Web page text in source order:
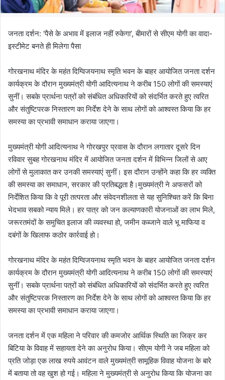
जनता दर्शन: ‘पैसे के अभाव में इलाज नहीं रुकेगा’, बीमारों से सीएम योगी का वादा-
इस्टीमेट बनते ही मिलेगा पैसा
गोरखनाथ मंदिर के महंत दिग्विजयनाथ स्मृति भवन के बाहर आयोजित जनता दर्शन
कार्यक्रम के दौरान मुख्यमंत्री योगी आदित्यनाथ ने करीब 150 लोगों की समस्याएं
सुनीं। सबके प्रार्थना पत्रों को संबंधित अधिकारियों को संदर्भित करते हुए त्वरित
और संतुष्टिपरक निस्तारण का निर्देश देने के साथ लोगों को आश्वस्त किया कि हर
समस्या का प्रभावी समाधान कराया जाएगा।
मुख्यमंत्री योगी आदित्यनाथ ने गोरखपुर प्रवास के दौरान लगातार दूसरे दिन
रविवार सुबह गोरखनाथ मंदिर में आयोजित जनता दर्शन में विभिन्न जिलों से आए
लोगों से मुलाकात कर उनकी समस्याएं सुनीं। इस दौरान उन्होंने कहा कि हर व्यक्ति
की समस्या का समाधान, सरकार की प्रतिबद्धता है।मुख्यमंत्री ने अफसरों को
निर्देशित किया कि वे पूरी तत्परता और संवेदनशीलता से यह सुनिश्चित करें कि बिना
भेदभाव सबको न्याय मिले। हर पात्र को जन कल्याणकारी योजनाओं का लाभ मिले,
जरूरतमंदों के समुचित इलाज की व्यवस्था हो, जमीन कब्जाने वाले भू माफिया व
दबंगों के खिलाफ कठोर कार्रवाई हो।
गोरखनाथ मंदिर के महंत दिग्विजयनाथ स्मृति भवन के बाहर आयोजित जनता दर्शन
कार्यक्रम के दौरान मुख्यमंत्री योगी आदित्यनाथ ने करीब 150 लोगों की समस्याएं
सुनीं। सबके प्रार्थना पत्रों को संबंधित अधिकारियों को संदर्भित करते हुए त्वरित
और संतुष्टिपरक निस्तारण का निर्देश देने के साथ लोगों को आश्वस्त किया कि हर
समस्या का प्रभावी समाधान कराया जाएगा।
जनता दर्शन में एक महिला ने परिवार की कमजोर आर्थिक स्थिति का जिक्र कर
बिटिया के विवाह में सहायता देने का अनुरोध किया। सीएम योगी ने जब महिला को
प्रति जोड़ा एक लाख रुपये आवंटन वाले मुख्यमंत्री सामूहिक विवाह योजना के बारे
में बताया तो वह खुश हो गई। महिला ने मुख्यमंत्री से अनुरोध किया कि योजना का